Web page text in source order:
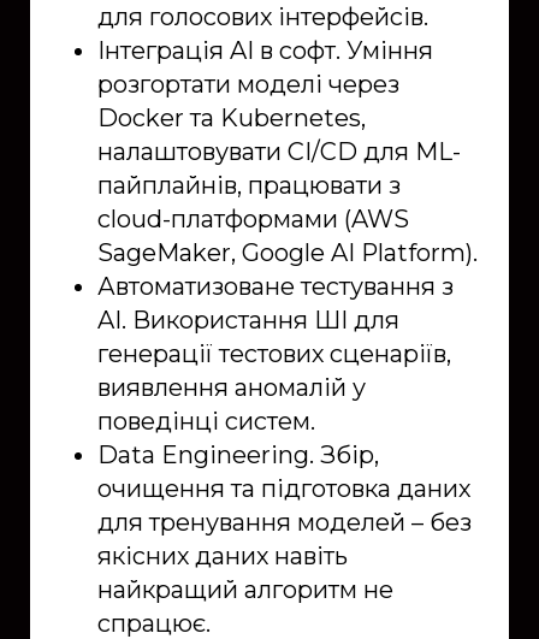
для голосових інтерфейсів.
Інтеграція AI в софт. Уміння
розгортати моделі через
Docker та Kubernetes,
налаштовувати CI/CD для ML-
пайплайнів, працювати з
cloud-платформами (AWS
SageMaker, Google AI Platform).
Автоматизоване тестування з
AI. Використання ШІ для
генерації тестових сценаріїв,
виявлення аномалій у
поведінці систем.
Data Engineering. Збір,
очищення та підготовка даних
для тренування моделей – без
якісних даних навіть
найкращий алгоритм не
спрацює.